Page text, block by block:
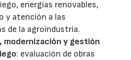
energías renovables,
y atención a las
de la agroindustria.
y gestión
: evaluación de obras